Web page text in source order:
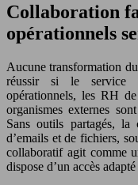
Collaboration
opérationnels
Aucune transformation
réussir si le service
opérationnels, les RH
organismes externes
Sans outils partagés, la
d’emails et de fichiers,
collaboratif agit comme
dispose d’un accès